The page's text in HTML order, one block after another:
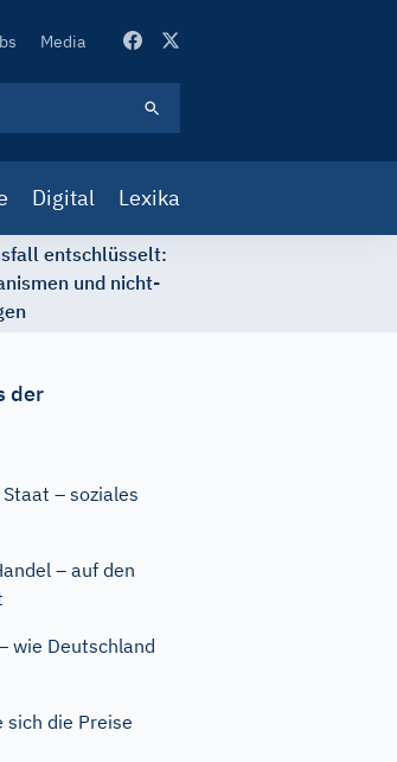
Media
Digital Lexika
entschlüsselt:
und nicht-
der
– soziales
– auf den
wie Deutschland
sich die Preise